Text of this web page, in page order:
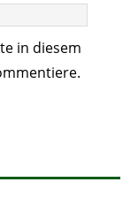
in diesem